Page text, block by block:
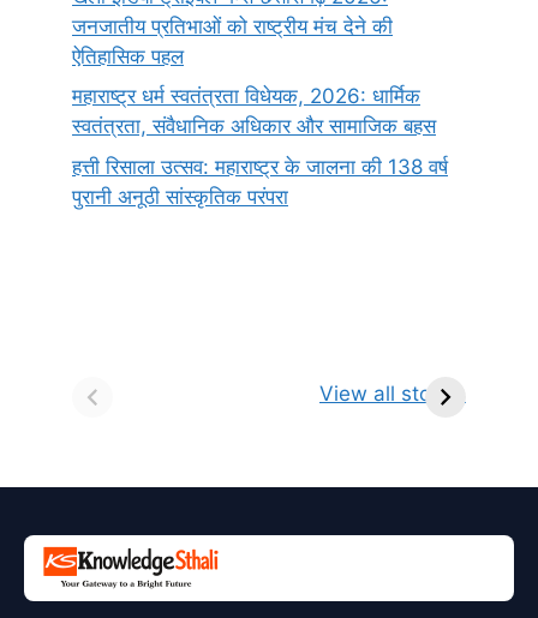
जनजातीय प्रतिभाओं को राष्ट्रीय मंच देने की
ऐतिहासिक पहल
महाराष्ट्र धर्म स्वतंत्रता विधेयक, 2026: धार्मिक
स्वतंत्रता, संवैधानिक अधिकार और सामाजिक बहस
हत्ती रिसाला उत्सव: महाराष्ट्र के जालना की 138 वर्ष
पुरानी अनूठी सांस्कृतिक परंपरा
View all stories
किसे कहते है?
ज्योतिर्लिंग | नाम,